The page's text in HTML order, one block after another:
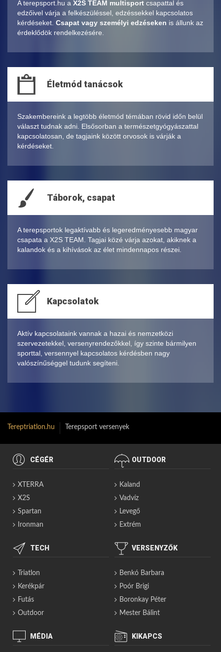
A terepsport.hu a X2S TEAM multisport csapattal és
edzőivel várja a felkészüléssel, edzéssekkel kapcsolatos
kérdéseket. Csapat vagy személyi edzéseken is állunk az
érdeklődök rendelkezésére.
Életmód tanácsok
Szakembereink a legtöbb életmód témában rövid időn belül
választ tudnak adni. Elsősorban a természetgyógyászattal
kapcsolatosan, de tagjaink között orvosok is várják a
kérdéseket.
Táborok, csapat
A terepsportok legaktívabb és legeredményesebb magyar
csapata a X2S TEAM. Tagjai közé várja azokat, akiknek a
kalandok és a kihívások az élet mindennapos részei.
Kapcsolatok
Aktív kapcsolataink vannak a hazai és nemzetközi
szervezetekkel, versenyrendezőkkel, így szinte bármilyen
sporttal, versennyel kapcsolatos kérdésben nagy
valószínűséggel tudunk segíteni.
Tereptriatlon.hu Terepsport versenyek
CÉGÉR
XTERRA
X2S
Spartan
Ironman
OUTDOOR
Kaland
Vadvíz
Levegő
Extrém
TECH
Triatlon
Kerékpár
Futás
Outdoor
VERSENYZŐK
Benkó Barbara
Poór Brigi
Boronkay Péter
Mester Bálint
MÉDIA KIKAPCS